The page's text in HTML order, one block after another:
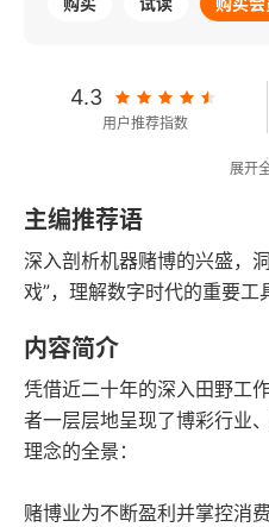
4.3
用户推荐指数
315千字
字数
展开
主编推荐语
深入剖析机器赌博的兴盛，
戏”，理解数字时代的重要工
内容简介
凭借近二十年的深入田野工
者一层层地呈现了博彩行业
理念的全景：
赌博业为不断盈利并掌控消